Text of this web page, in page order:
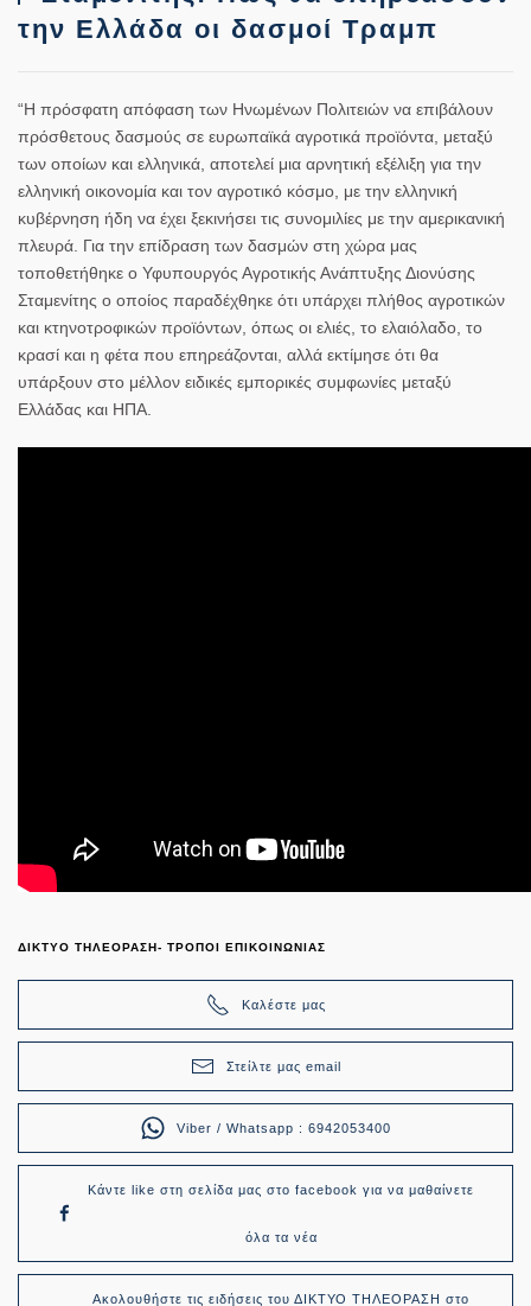
την Ελλάδα οι δασμοί Τραμπ
“Η πρόσφατη απόφαση των Ηνωμένων Πολιτειών να επιβάλουν
πρόσθετους δασμούς σε ευρωπαϊκά αγροτικά προϊόντα, μεταξύ
των οποίων και ελληνικά, αποτελεί μια αρνητική εξέλιξη για την
ελληνική οικονομία και τον αγροτικό κόσμο, με την ελληνική
κυβέρνηση ήδη να έχει ξεκινήσει τις συνομιλίες με την αμερικανική
πλευρά. Για την επίδραση των δασμών στη χώρα μας
τοποθετήθηκε ο Υφυπουργός Αγροτικής Ανάπτυξης Διονύσης
Σταμενίτης ο οποίος παραδέχθηκε ότι υπάρχει πλήθος αγροτικών
και κτηνοτροφικών προϊόντων, όπως οι ελιές, το ελαιόλαδο, το
κρασί και η φέτα που επηρεάζονται, αλλά εκτίμησε ότι θα
υπάρξουν στο μέλλον ειδικές εμπορικές συμφωνίες μεταξύ
Ελλάδας και ΗΠΑ.
ΔΙΚΤΥΟ ΤΗΛΕΟΡΑΣΗ- ΤΡΟΠΟΙ ΕΠΙΚΟΙΝΩΝΙΑΣ
Καλέστε μας
Στείλτε μας email
Viber / Whatsapp : 6942053400
Κάντε like στη σελίδα μας στο facebook για να μαθαίνετε
όλα τα νέα
Ακολουθήστε τις ειδήσεις του ΔΙΚΤΥΟ ΤΗΛΕΟΡΑΣΗ στο